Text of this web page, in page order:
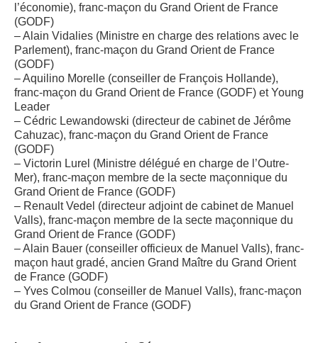
l’économie), franc-maçon du Grand Orient de France
(GODF)
– Alain Vidalies (Ministre en charge des relations avec le
Parlement), franc-maçon du Grand Orient de France
(GODF)
– Aquilino Morelle (conseiller de François Hollande),
franc-maçon du Grand Orient de France (GODF) et Young
Leader
– Cédric Lewandowski (directeur de cabinet de Jérôme
Cahuzac), franc-maçon du Grand Orient de France
(GODF)
– Victorin Lurel (Ministre délégué en charge de l’Outre-
Mer), franc-maçon membre de la secte maçonnique du
Grand Orient de France (GODF)
– Renault Vedel (directeur adjoint de cabinet de Manuel
Valls), franc-maçon membre de la secte maçonnique du
Grand Orient de France (GODF)
– Alain Bauer (conseiller officieux de Manuel Valls), franc-
maçon haut gradé, ancien Grand Maître du Grand Orient
de France (GODF)
– Yves Colmou (conseiller de Manuel Valls), franc-maçon
du Grand Orient de France (GODF)